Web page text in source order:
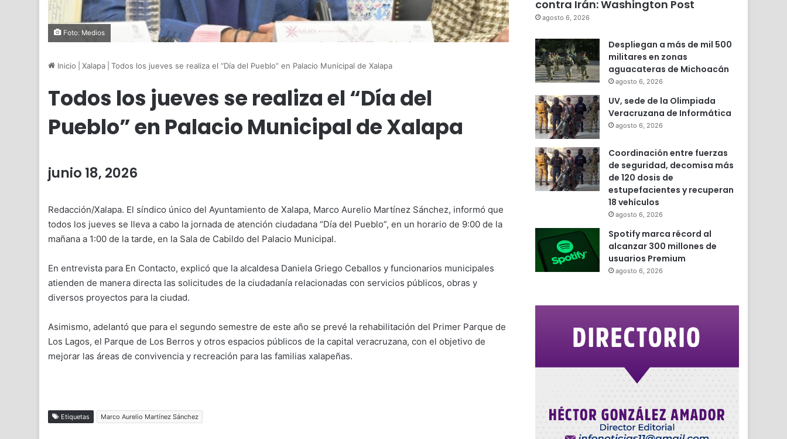
Foto: Medios
Inicio Xalapa Todos los jueves se realiza el “Día del Pueblo” en Palacio Municipal de Xalapa
Todos los jueves se realiza el “Día del
Pueblo” en Palacio Municipal de Xalapa
junio 18, 2026
Redacción/Xalapa. El síndico único del Ayuntamiento de Xalapa, Marco Aurelio Martínez Sánchez, informó que
todos los jueves se lleva a cabo la jornada de atención ciudadana “Día del Pueblo”, en un horario de 9:00 de la
mañana a 1:00 de la tarde, en la Sala de Cabildo del Palacio Municipal.
En entrevista para En Contacto, explicó que la alcaldesa Daniela Griego Ceballos y funcionarios municipales
atienden de manera directa las solicitudes de la ciudadanía relacionadas con servicios públicos, obras y
diversos proyectos para la ciudad.
Asimismo, adelantó que para el segundo semestre de este año se prevé la rehabilitación del Primer Parque de
Los Lagos, el Parque de Los Berros y otros espacios públicos de la capital veracruzana, con el objetivo de
mejorar las áreas de convivencia y recreación para las familias xalapeñas.
Etiquetas Marco Aurelio Martínez Sánchez
contra Irán: Washington Post
agosto 6, 2026
Despliegan a más de mil 500
militares en zonas
aguacateras de Michoacán
agosto 6, 2026
UV, sede de la Olimpiada
Veracruzana de Informática
agosto 6, 2026
Coordinación entre fuerzas
de seguridad, decomisa más
de 120 dosis de
estupefacientes y recuperan
18 vehículos
agosto 6, 2026
Spotify marca récord al
alcanzar 300 millones de
usuarios Premium
agosto 6, 2026